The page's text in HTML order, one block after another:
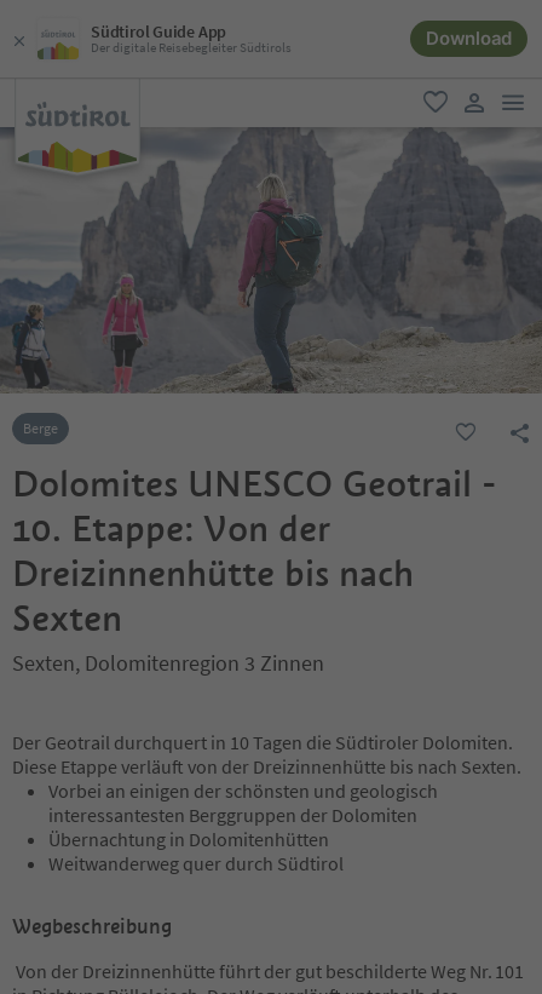
Südtirol Guide App
Der digitale Reisebegleiter Südtirols Download
favorit
user link
Berge
Dolomites UNESCO Geotrail -
10. Etappe: Von der
Dreizinnenhütte bis nach
Sexten
Sexten, Dolomitenregion 3 Zinnen
Der Geotrail durchquert in 10 Tagen die Südtiroler Dolomiten.
Diese Etappe verläuft von der Dreizinnenhütte bis nach Sexten.
Vorbei an einigen der schönsten und geologisch
interessantesten Berggruppen der Dolomiten
Übernachtung in Dolomitenhütten
Weitwanderweg quer durch Südtirol
Wegbeschreibung
Von der Dreizinnenhütte führt der gut beschilderte Weg Nr. 101